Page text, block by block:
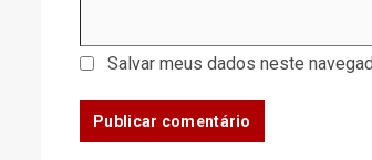
Salvar meus dados neste